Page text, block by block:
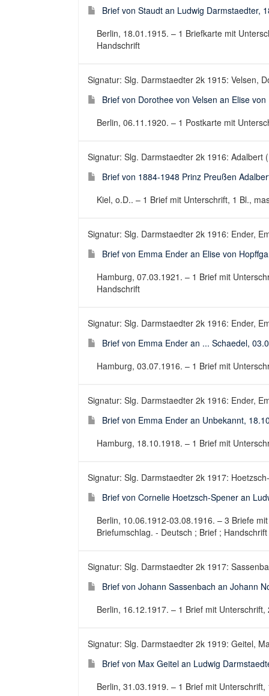
Brief von Staudt an Ludwig Darmstaedter,
Berlin, 18.01.1915. – 1 Briefkarte mit
Handschrift
Signatur: Slg. Darmstaedter 2k 1915: Velsen,
Brief von Dorothee von Velsen an Elise
Berlin, 06.11.1920. – 1 Postkarte mit
Signatur: Slg. Darmstaedter 2k 1916: Adalbert
Brief von 1884-1948 Prinz Preußen
Kiel, o.D.. – 1 Brief mit Unterschrift, 1 Bl.,
Signatur: Slg. Darmstaedter 2k 1916: Ender,
Brief von Emma Ender an Elise von
Hamburg, 07.03.1921. – 1 Brief mit
Handschrift
Signatur: Slg. Darmstaedter 2k 1916: Ender,
Brief von Emma Ender an ... Schaedel,
Hamburg, 03.07.1916. – 1 Brief mit
Signatur: Slg. Darmstaedter 2k 1916: Ender,
Brief von Emma Ender an Unbekannt,
Hamburg, 18.10.1918. – 1 Brief mit
Signatur: Slg. Darmstaedter 2k 1917:
Brief von Cornelie Hoetzsch-Spener an
Berlin, 10.06.1912-03.08.1916. – 3 Briefe
Briefumschlag. - Deutsch ; Brief ; Handschrift
Signatur: Slg. Darmstaedter 2k 1917:
Brief von Johann Sassenbach an Johann
Berlin, 16.12.1917. – 1 Brief mit
Signatur: Slg. Darmstaedter 2k 1919: Geitel,
Brief von Max Geitel an Ludwig
Berlin, 31.03.1919. – 1 Brief mit